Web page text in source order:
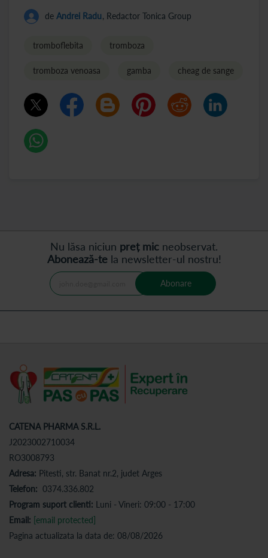
de Andrei Radu, Redactor Tonica Group
tromboflebita tromboza
tromboza venoasa gamba cheag de sange
Nu lăsa niciun preț mic neobservat.
Abonează-tela newsletter-ul nostru!
Abonare
CATENA PHARMA S.R.L.
J2023002710034
RO3008793
Adresa: Pitesti, str. Banat nr.2, judet Arges
Telefon: 0374.336.802
Program suport clienti: Luni - Vineri: 09:00 - 17:00
Email: [email protected]
Pagina actualizata la data de: 08/08/2026